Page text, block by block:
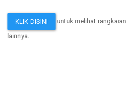
KLIK DISINI untuk melihat rangkaian
lainnya.